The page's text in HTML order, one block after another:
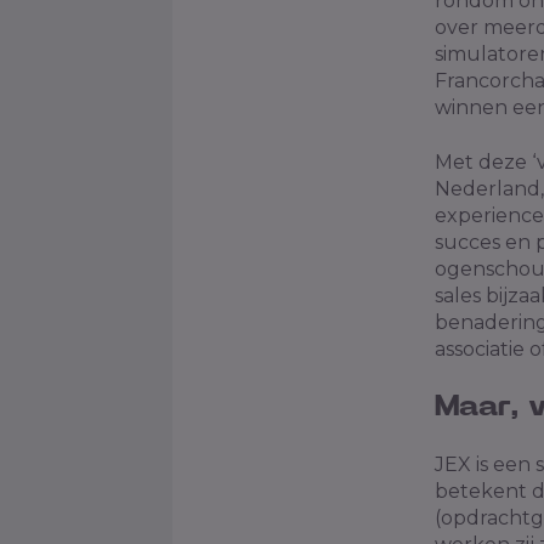
over
winnen
Met deze
succes en
sales
associatie
Maar,
JEX is een
betekent